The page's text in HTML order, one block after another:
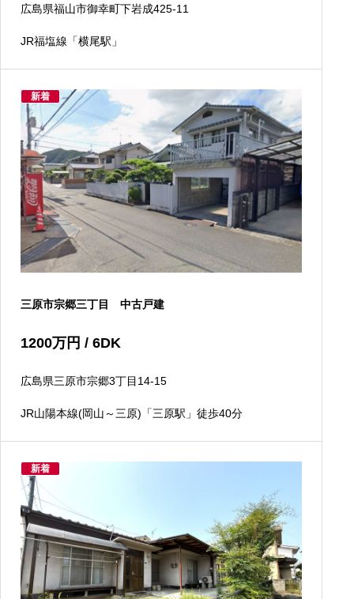
広島県福山市御幸町下岩成425-11
JR福塩線「横尾駅」
新着
三原市宗郷三丁目 中古戸建
1200万円 / 6DK
広島県三原市宗郷3丁目14-15
JR山陽本線(岡山～三原)「三原駅」徒歩40分
新着